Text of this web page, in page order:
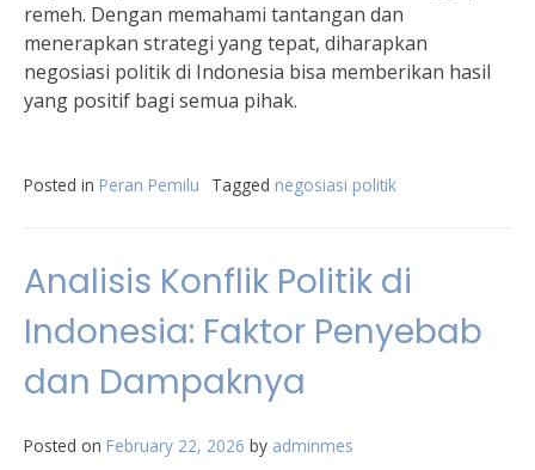
remeh. Dengan memahami tantangan dan
menerapkan strategi yang tepat, diharapkan
negosiasi politik di Indonesia bisa memberikan hasil
yang positif bagi semua pihak.
Posted in Peran Pemilu Tagged negosiasi politik
Analisis Konflik Politik di
Indonesia: Faktor Penyebab
dan Dampaknya
Posted on February 22, 2026 by adminmes